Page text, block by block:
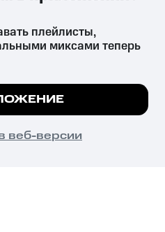
причиняет вред здоровью,
и влечёт установленную
на сайте все
плейлисты,
миксами теперь
веб-версии